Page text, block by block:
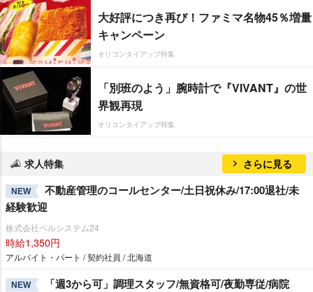
大好評につき再び！ファミマ名物45％増量
キャンペーン
オリコンタイアップ特集
「別班のよう」腕時計で『VIVANT』の世
界観再現
オリコンタイアップ特集
求人特集 さらに見る
NEW
不動産管理のコールセンター/土日祝休み/17:00退社/未
経験歓迎
株式会社ベルシステム24
時給1,350円
アルバイト・パート / 契約社員 / 北海道
NEW 「週3から可」調理スタッフ/無資格可/夜勤専従/病院